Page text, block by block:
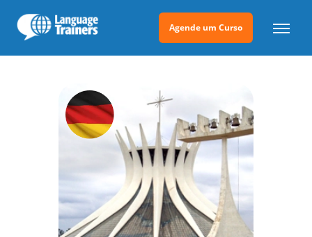
Agende um Curso